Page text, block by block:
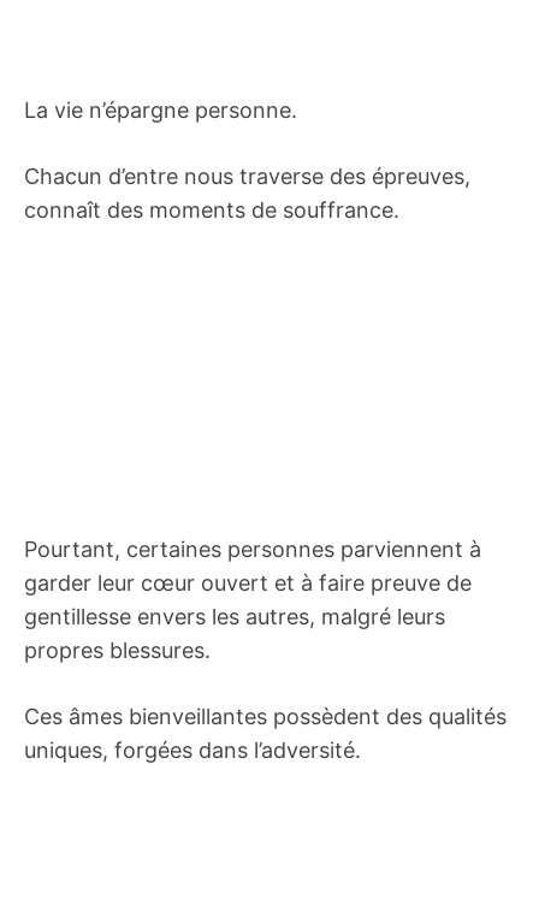
La vie n’épargne personne.
Chacun d’entre nous traverse des épreuves,
connaît des moments de souffrance.
Pourtant, certaines personnes parviennent à
garder leur cœur ouvert et à faire preuve de
gentillesse envers les autres, malgré leurs
propres blessures.
Ces âmes bienveillantes possèdent des qualités
uniques, forgées dans l’adversité.